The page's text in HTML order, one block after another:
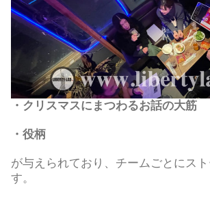
・クリスマスにまつわるお話の大筋
・役柄
が与えられており、チームごとにス
す。